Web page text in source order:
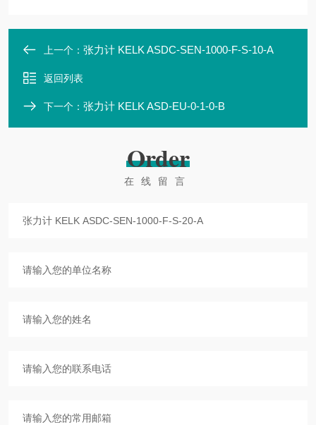
上一个： 张力计 KELK ASDC-SEN-1000-F-S-10-A
返回列表
下一个： 张力计 KELK ASD-EU-0-1-0-B
Order
在线留言